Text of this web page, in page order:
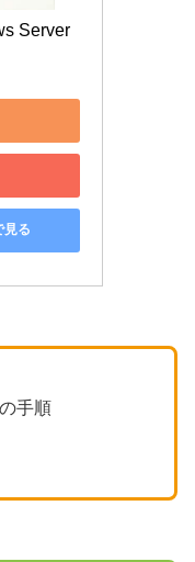
Server
見る
手順